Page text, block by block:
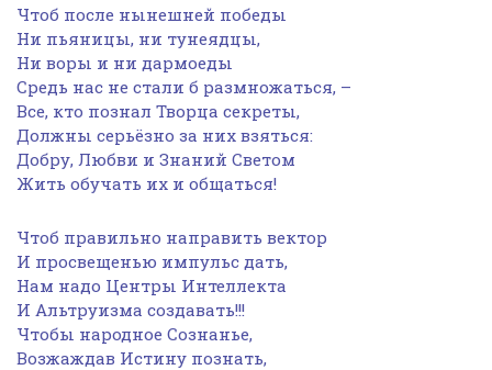
Чтоб после нынешней победы
Ни пьяницы, ни тунеядцы,
Ни воры и ни дармоеды
Средь нас не стали б размножаться, –
Все, кто познал Творца секреты,
Должны серьёзно за них взяться:
Добру, Любви и Знаний Светом
Жить обучать их и общаться!
Чтоб правильно направить вектор
И просвещенью импульс дать,
Нам надо Центры Интеллекта
И Альтруизма создавать!!!
Чтобы народное Сознанье,
Возжаждав Истину познать,